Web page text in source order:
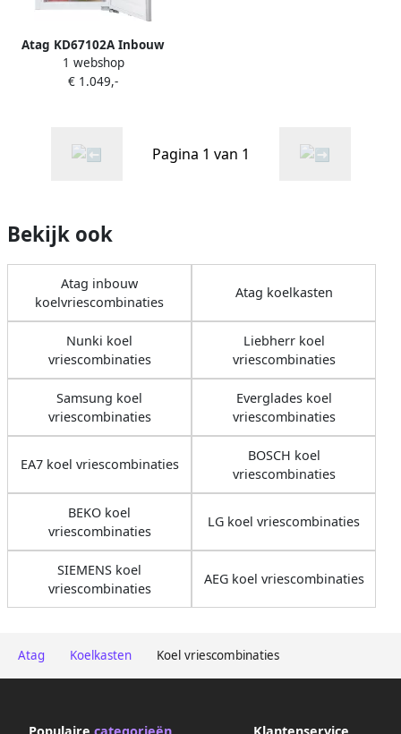
Atag Koelkasten Koel vriescombinaties
Atag KD67102A Inbouw
koel-vriescombinatie
1 webshop
€ 1.049,-
Pagina 1 van 1
Bekijk ook
Atag inbouw
koelvriescombinaties
Atag koelkasten
Nunki koel
vriescombinaties
Liebherr koel
vriescombinaties
Samsung koel
vriescombinaties
Everglades koel
vriescombinaties
EA7 koel vriescombinaties
BOSCH koel
vriescombinaties
BEKO koel
vriescombinaties
LG koel vriescombinaties
SIEMENS koel
vriescombinaties
AEG koel vriescombinaties